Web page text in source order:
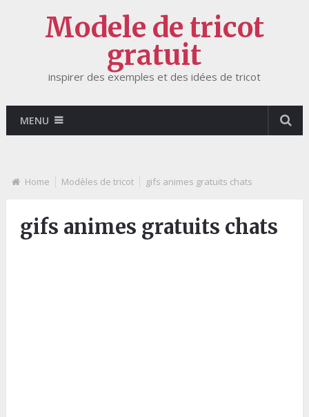
Modele de tricot
gratuit
inspirer des exemples et des idées de tricot
MENU
Home Modèles de tricot gifs animes gratuits chats
gifs animes gratuits chats